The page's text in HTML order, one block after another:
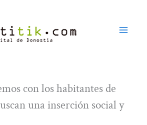
con los habitantes de
una inserción social y